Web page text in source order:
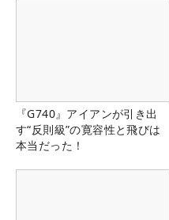
『G740』アイアンが引き出
す“反則級”の寛容性と飛びは
本当だった！